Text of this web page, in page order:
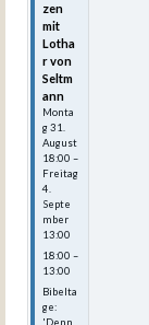
zen
mit
Lotha
r von
Seltm
ann
Monta
g31.
August
18:00 –
Freitag
4.
Septe
mber
13:00
18:00 –
13:00
Bibelta
ge:
'Denn